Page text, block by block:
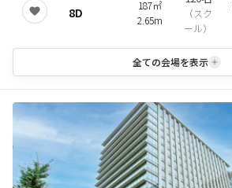
8D
187㎡
2.65m
（スク
ール）
全ての会場を表示